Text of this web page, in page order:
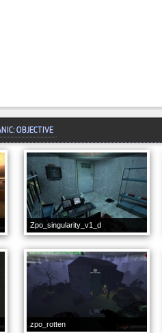
OBJECTIVE
Zpo_singularity_v1_d
zpo_rotten